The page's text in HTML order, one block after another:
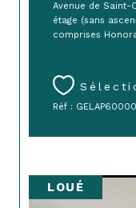
Avenue de Saint-
étage (sans
comprises
Réf :
LOUÉ